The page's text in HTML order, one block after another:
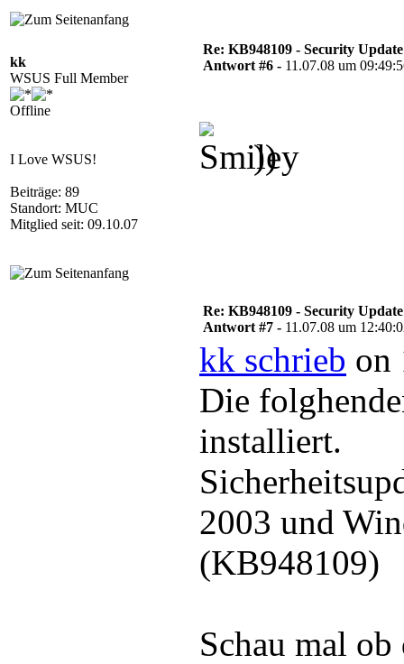
kk
WSUS Full Member
Offline
I Love WSUS!
Beiträge: 89
Standort: MUC
Mitglied seit: 09.10.07
Re: KB948109 - Security
Antwort #6 - 11.07.08 um
))
Re: KB948109 - Security
Antwort #7 - 11.07.08 um
kk schrieb on
Die
installiert.
2003 und
(KB948109)
Schau mal